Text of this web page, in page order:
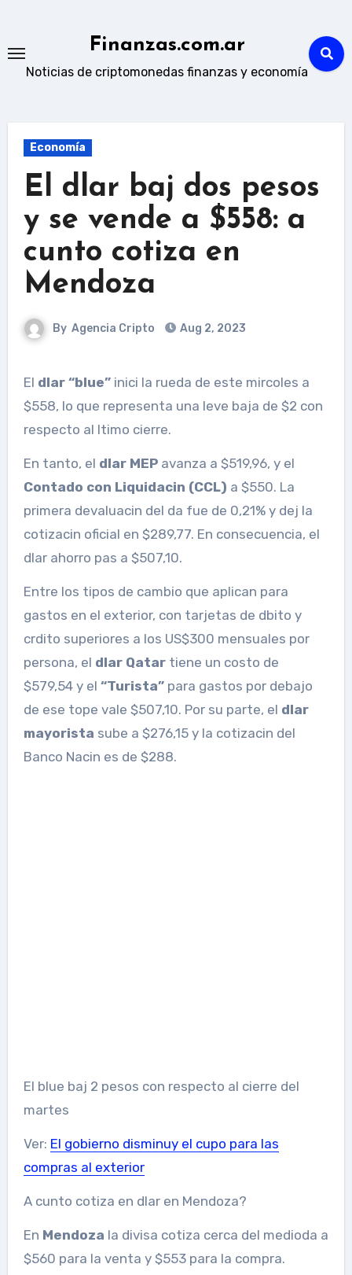
content
Finanzas.com.ar
Noticias de criptomonedas finanzas y economía
Economía
El dlar baj dos pesos
y se vende a $558: a
cunto cotiza en
Mendoza
By Agencia Cripto Aug 2, 2023
El dlar “blue”inici la rueda de este mircoles a
$558, lo que representa una leve baja de $2 con
respecto al ltimo cierre.
En tanto, el dlar MEPavanza a $519,96, y el
Contado con Liquidacin (CCL) a $550. La
primera devaluacin del da fue de 0,21% y dej la
cotizacin oficial en $289,77. En consecuencia, el
dlar ahorro pas a $507,10.
Entre los tipos de cambio que aplican para
gastos en el exterior, con tarjetas de dbito y
crdito superiores a los US$300 mensuales por
persona, el dlar Qatartiene un costo de
$579,54 y el “Turista”para gastos por debajo
de ese tope vale $507,10. Por su parte, el dlar
mayorista sube a $276,15 y la cotizacin del
Banco Nacin es de $288.
El blue baj 2 pesos con respecto al cierre del
martes
Ver: El gobierno disminuy el cupo para las
compras al exterior
A cunto cotiza en dlar en Mendoza?
En Mendoza la divisa cotiza cerca del medioda a
$560 para la venta y $553 para la compra.